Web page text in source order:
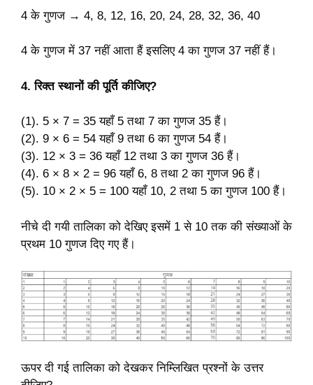
4 के गुणज → 4, 8, 12, 16, 20, 24, 28, 32, 36, 40
4 के गुणज में 37 नहीं आता हैं इसलिए 4 का गुणज 37 नहीं हैं।
4. रिक्त स्थानों की पूर्ति कीजिए?
(1). 5 × 7 = 35 यहाँ 5 तथा 7 का गुणज 35 हैं।
(2). 9 × 6 = 54 यहाँ 9 तथा 6 का गुणज 54 हैं।
(3). 12 × 3 = 36 यहाँ 12 तथा 3 का गुणज 36 हैं।
(4). 6 × 8 × 2 = 96 यहाँ 6, 8 तथा 2 का गुणज 96 हैं।
(5). 10 × 2 × 5 = 100 यहाँ 10, 2 तथा 5 का गुणज 100 हैं।
नीचे दी गयी तालिका को देखिए इसमें 1 से 10 तक की संख्याओं के
प्रथम 10 गुणज दिए गए हैं।
ऊपर दी गई तालिका को देखकर निम्लिखित प्रश्नों के उत्तर